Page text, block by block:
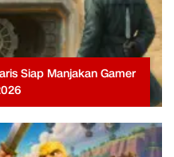
Siap Manjakan Gamer